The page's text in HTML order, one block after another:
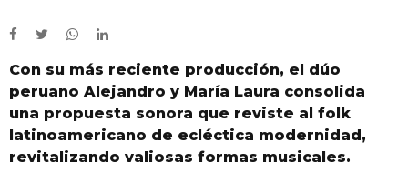
Con su más reciente producción, el dúo
peruano Alejandro y María Laura consolida
una propuesta sonora que reviste al folk
latinoamericano de ecléctica modernidad,
revitalizando valiosas formas musicales.